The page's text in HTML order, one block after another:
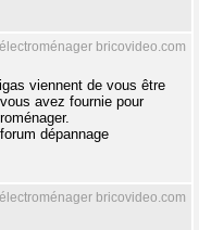
bricovideo.com
viennent de vous être
avez fournie pour
dépannage
bricovideo.com